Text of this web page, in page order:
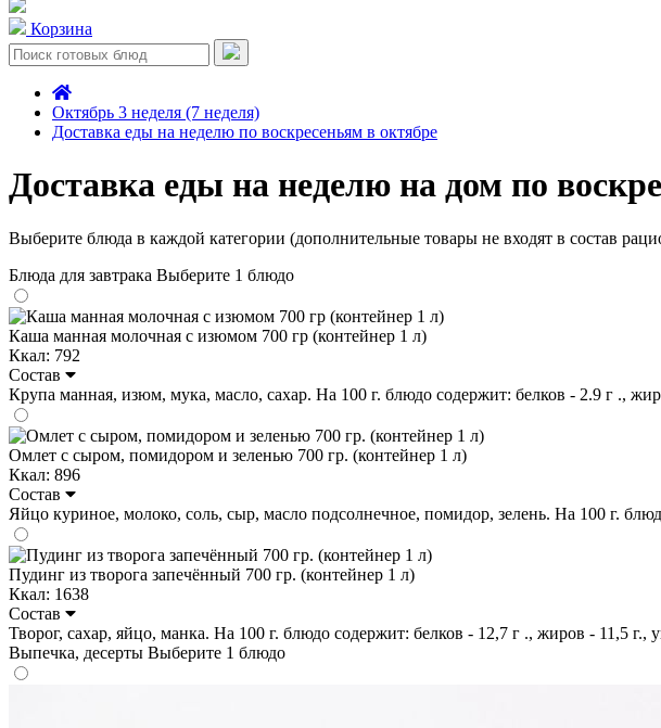
Корзина
Октябрь 3 неделя (7 неделя)
Доставка еды на неделю по воскресеньям в октябре
Доставка еды на неделю на дом по
Выберите блюда в каждой категории (дополнительные товары не входят в состав
Блюда для завтрака Выберите 1 блюдо
Каша манная молочная с изюмом 700 гр (контейнер 1 л)
Ккал: 792
Состав
Крупа манная, изюм, мука, масло, сахар. На 100 г. блюдо содержит: белков - 2.9 г .,
Омлет с сыром, помидором и зеленью 700 гр. (контейнер 1 л)
Ккал: 896
Состав
Яйцо куриное, молоко, соль, сыр, масло подсолнечное, помидор, зелень. На 100 г.
Пудинг из творога запечённый 700 гр. (контейнер 1 л)
Ккал: 1638
Состав
Творог, сахар, яйцо, манка. На 100 г. блюдо содержит: белков - 12,7 г ., жиров - 11,5 г.,
Выпечка, десерты Выберите 1 блюдо